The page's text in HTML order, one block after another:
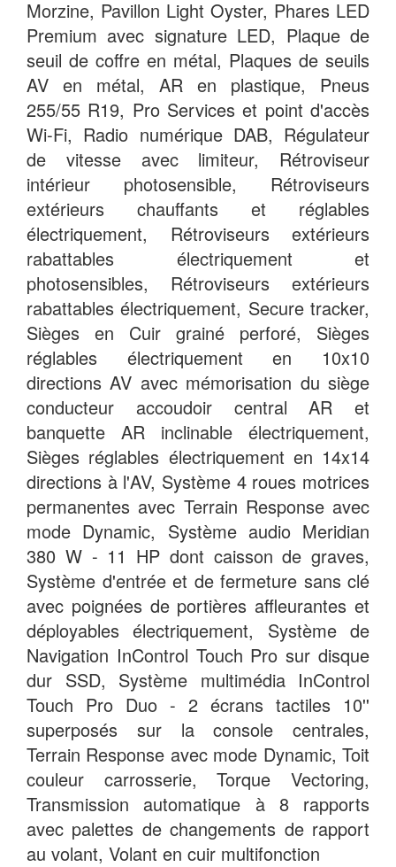
Morzine, Pavillon Light Oyster, Phares LED
Premium avec signature LED, Plaque de
seuil de coffre en métal, Plaques de seuils
AV en métal, AR en plastique, Pneus
255/55 R19, Pro Services et point d'accès
Wi-Fi, Radio numérique DAB, Régulateur
de vitesse avec limiteur, Rétroviseur
intérieur photosensible, Rétroviseurs
extérieurs chauffants et réglables
électriquement, Rétroviseurs extérieurs
rabattables électriquement et
photosensibles, Rétroviseurs extérieurs
rabattables électriquement, Secure tracker,
Sièges en Cuir grainé perforé, Sièges
réglables électriquement en 10x10
directions AV avec mémorisation du siège
conducteur accoudoir central AR et
banquette AR inclinable électriquement,
Sièges réglables électriquement en 14x14
directions à l'AV, Système 4 roues motrices
permanentes avec Terrain Response avec
mode Dynamic, Système audio Meridian
380 W - 11 HP dont caisson de graves,
Système d'entrée et de fermeture sans clé
avec poignées de portières affleurantes et
déployables électriquement, Système de
Navigation InControl Touch Pro sur disque
dur SSD, Système multimédia InControl
Touch Pro Duo - 2 écrans tactiles 10''
superposés sur la console centrales,
Terrain Response avec mode Dynamic, Toit
couleur carrosserie, Torque Vectoring,
Transmission automatique à 8 rapports
avec palettes de changements de rapport
au volant, Volant en cuir multifonction